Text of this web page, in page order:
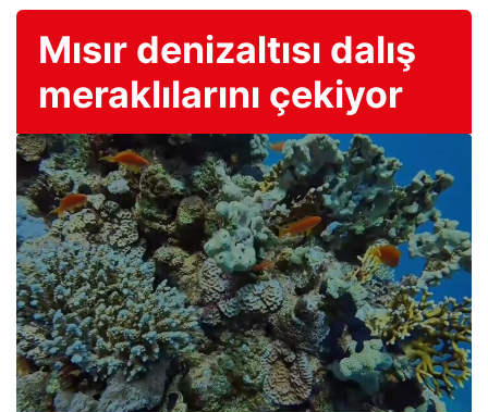
Mısır denizaltısı dalış
meraklılarını çekiyor